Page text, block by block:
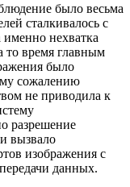
было весьма
сталкивалось с
нехватка
то время главным
было
сожалению
не приводила к
разрешение
вызвало
изображения с
данных.